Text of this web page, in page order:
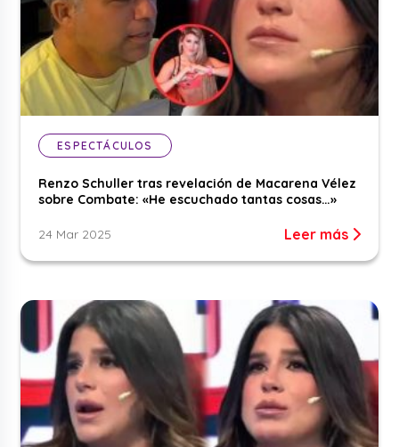
ESPECTÁCULOS
Renzo Schuller tras revelación de Macarena Vélez
sobre Combate: «He escuchado tantas cosas…»
24 Mar 2025 Leer más